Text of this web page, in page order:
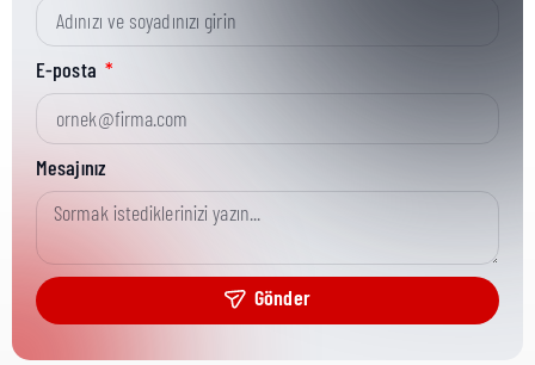
Kısa Parça No:
Ürün Grubu:
Ürün Kategorisi:
Nakliye Yüksekliği:
E-posta
Mesajınız
Gönder